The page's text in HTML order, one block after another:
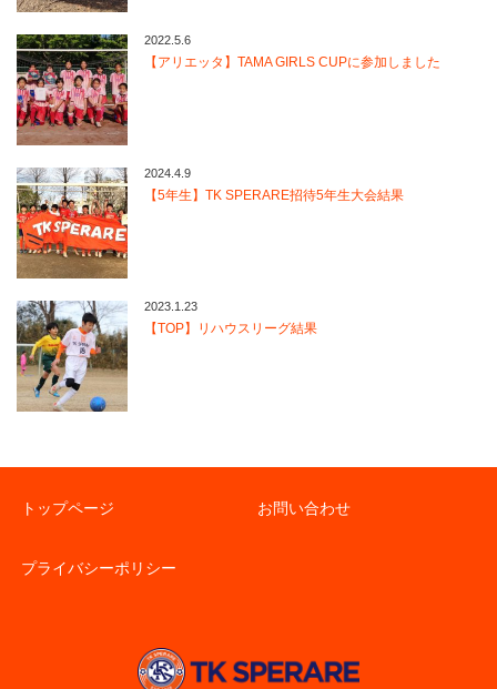
2022.5.6
【アリエッタ】TAMA GIRLS CUPに参加しました
2024.4.9
【5年生】TK SPERARE招待5年生大会結果
2023.1.23
【TOP】リハウスリーグ結果
トップページ お問い合わせ
プライバシーポリシー